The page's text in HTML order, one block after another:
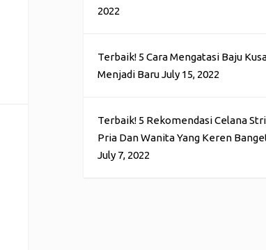
2022
Terbaik! 5 Cara Mengatasi Baju
Menjadi BaruJuly 15, 2022
Terbaik! 5 Rekomendasi Celana
Pria Dan Wanita Yang Keren
July 7, 2022